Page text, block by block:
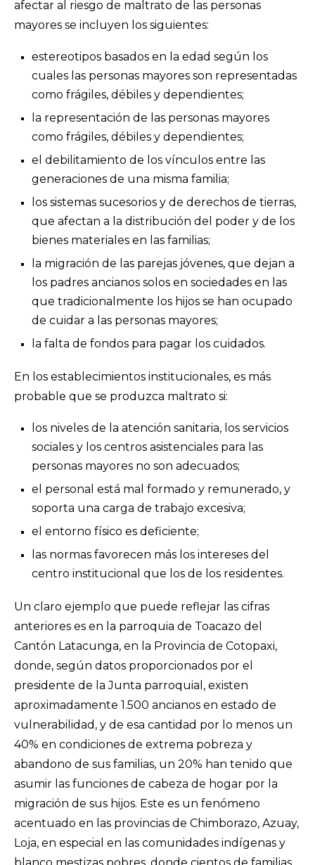
afectar al riesgo de maltrato de las personas
mayores se incluyen los siguientes:
estereotipos basados en la edad según los
cuales las personas mayores son representadas
como frágiles, débiles y dependientes;
la representación de las personas mayores
como frágiles, débiles y dependientes;
el debilitamiento de los vínculos entre las
generaciones de una misma familia;
los sistemas sucesorios y de derechos de tierras,
que afectan a la distribución del poder y de los
bienes materiales en las familias;
la migración de las parejas jóvenes, que dejan a
los padres ancianos solos en sociedades en las
que tradicionalmente los hijos se han ocupado
de cuidar a las personas mayores;
la falta de fondos para pagar los cuidados.
En los establecimientos institucionales, es más
probable que se produzca maltrato si:
los niveles de la atención sanitaria, los servicios
sociales y los centros asistenciales para las
personas mayores no son adecuados;
el personal está mal formado y remunerado, y
soporta una carga de trabajo excesiva;
el entorno físico es deficiente;
las normas favorecen más los intereses del
centro institucional que los de los residentes.
Un claro ejemplo que puede reflejar las cifras
anteriores es en la parroquia de Toacazo del
Cantón Latacunga, en la Provincia de Cotopaxi,
donde, según datos proporcionados por el
presidente de la Junta parroquial, existen
aproximadamente 1.500 ancianos en estado de
vulnerabilidad, y de esa cantidad por lo menos un
40% en condiciones de extrema pobreza y
abandono de sus familias, un 20% han tenido que
asumir las funciones de cabeza de hogar por la
migración de sus hijos. Este es un fenómeno
acentuado en las provincias de Chimborazo, Azuay,
Loja, en especial en las comunidades indígenas y